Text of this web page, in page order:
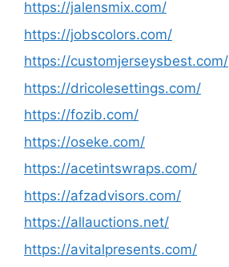
https://jalensmix.com/
https://jobscolors.com/
https://customjerseysbest.com/
https://dricolesettings.com/
https://fozib.com/
https://oseke.com/
https://acetintswraps.com/
https://afzadvisors.com/
https://allauctions.net/
https://avitalpresents.com/